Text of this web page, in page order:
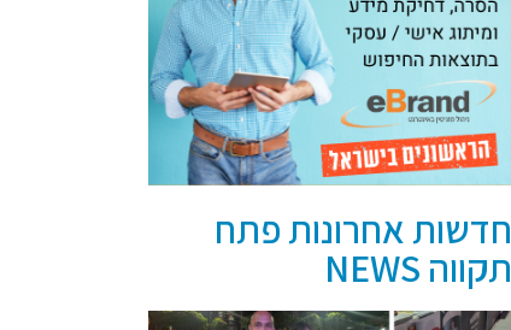
חדשות אחרונות פתח
תקווה NEWS